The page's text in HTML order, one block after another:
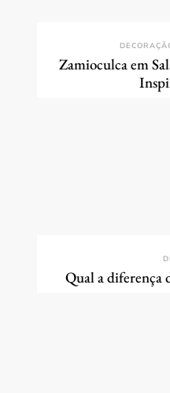
Zamioculca em
Qual a diferença